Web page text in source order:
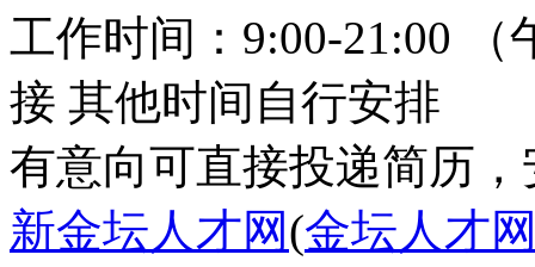
工作时间：9:00-21:00 （
接 其他时间自行安排
新金坛人才网(金坛人才